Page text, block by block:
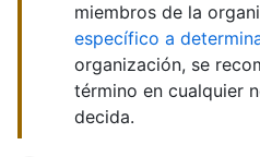
miembros de la
específico a
organización, se
término en cualquier
decida.